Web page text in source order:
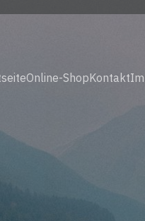
Online-ShopKontakt